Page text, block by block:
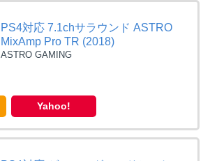
PS4対応 7.1chサラウンド ASTRO
MixAmp Pro TR (2018)
ASTRO GAMING
Yahoo!